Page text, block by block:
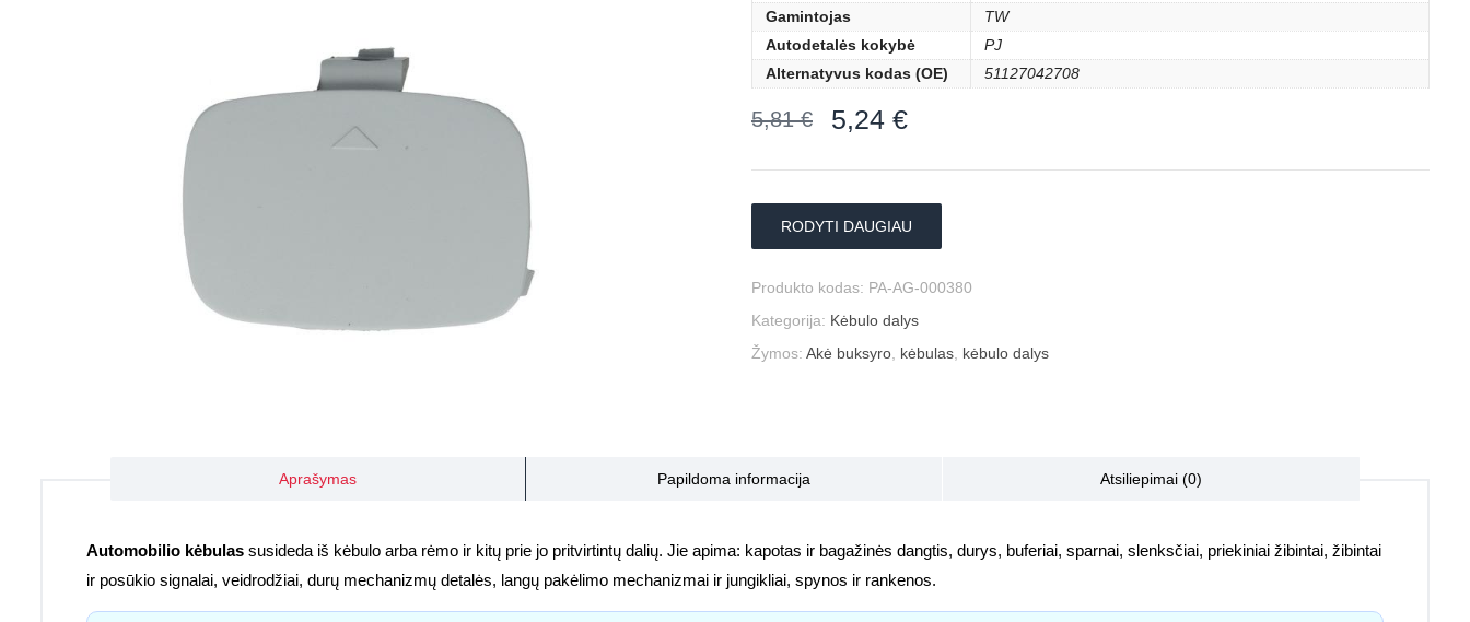
Gamintojas
TW
Autodetalės kokybė
PJ
Alternatyvus kodas (OE)
51127042708
5,81€ 5,24 €
RODYTI DAUGIAU
Produkto kodas: PA-AG-000380
Kategorija: Kėbulo dalys
Žymos: Akė buksyro kėbulas kėbulo dalys
Aprašymas Papildoma informacija Atsiliepimai (0)
Automobilio kėbulas susideda iš kėbulo arba rėmo ir kitų prie jo pritvirtintų dalių. Jie apima: kapotas ir bagažinės dangtis, durys, buferiai, sparnai, slenksčiai, priekiniai žibintai, žibintai
ir posūkio signalai, veidrodžiai, durų mechanizmų detalės, langų pakėlimo mechanizmai ir jungikliai, spynos ir rankenos.